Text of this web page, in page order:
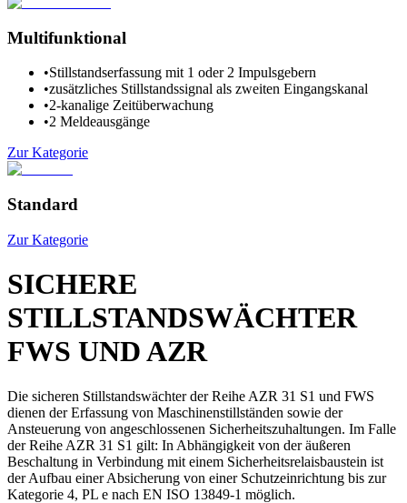
Multifunktional
•Stillstandserfassung mit 1 oder 2 Impulsgebern
•zusätzliches Stillstandssignal als zweiten Eingangskanal
•2-kanalige Zeitüberwachung
•2 Meldeausgänge
Zur Kategorie
Standard
Zur Kategorie
SICHERE
STILLSTANDSWÄCHTER
FWS UND AZR
Die sicheren Stillstandswächter der Reihe AZR 31 S1 und FWS
dienen der Erfassung von Maschinenstillständen sowie der
Ansteuerung von angeschlossenen Sicherheitszuhaltungen. Im Falle
der Reihe AZR 31 S1 gilt: In Abhängigkeit von der äußeren
Beschaltung in Verbindung mit einem Sicherheitsrelaisbaustein ist
der Aufbau einer Absicherung von einer Schutzeinrichtung bis zur
Kategorie 4, PL e nach EN ISO 13849-1 möglich.